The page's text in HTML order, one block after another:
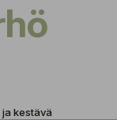
kestävä